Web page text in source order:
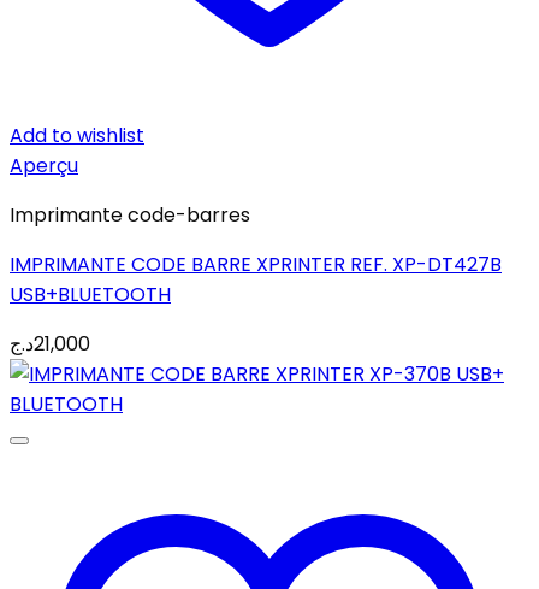
Add to wishlist
Aperçu
Imprimante code-barres
IMPRIMANTE CODE BARRE XPRINTER REF. XP-DT427B
USB+BLUETOOTH
21,000د.ج